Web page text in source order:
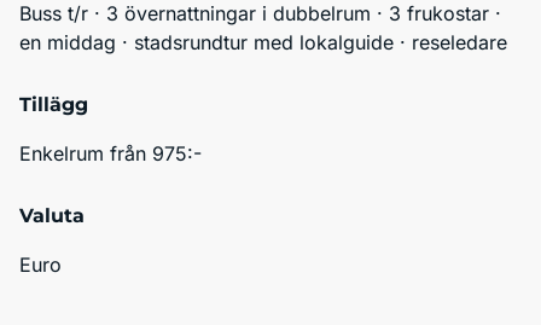
Buss t/r · 3 övernattningar i dubbelrum · 3 frukostar ·
en middag · stadsrundtur med lokalguide · reseledare
Tillägg
Enkelrum från 975:-
Valuta
Euro